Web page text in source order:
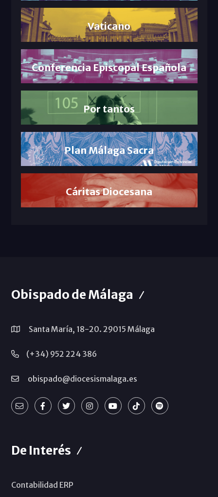
Vaticano
Conferencia Episcopal Española
Por tantos
Plan Málaga Sacra
Cáritas Diocesana
Obispado de Málaga
Santa María, 18-20. 29015 Málaga
(+34) 952 224 386
obispado@diocesismalaga.es
De Interés
Contabilidad ERP